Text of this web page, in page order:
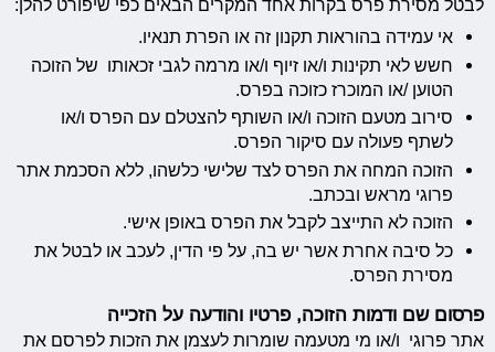
לבטל מסירת פרס בקרות אחד המקרים הבאים כפי שיפורט להלן:
אי עמידה בהוראות תקנון זה או הפרת תנאיו.
חשש לאי תקינות ו/או זיוף ו/או מרמה לגבי זכאותו של הזוכה
הטוען /או המוכרז כזוכה בפרס.
סירוב מטעם הזוכה ו/או השותף להצטלם עם הפרס ו/או
לשתף פעולה עם סיקור הפרס.
הזוכה המחה את הפרס לצד שלישי כלשהו, ללא הסכמת אתר
פרוגי מראש ובכתב.
הזוכה לא התייצב לקבל את הפרס באופן אישי.
כל סיבה אחרת אשר יש בה, על פי הדין, לעכב או לבטל את
מסירת הפרס.
פרסום שם ודמות הזוכה, פרטיו והודעה על הזכייה
אתר פרוגי ו/או מי מטעמה שומרות לעצמן את הזכות לפרסם את